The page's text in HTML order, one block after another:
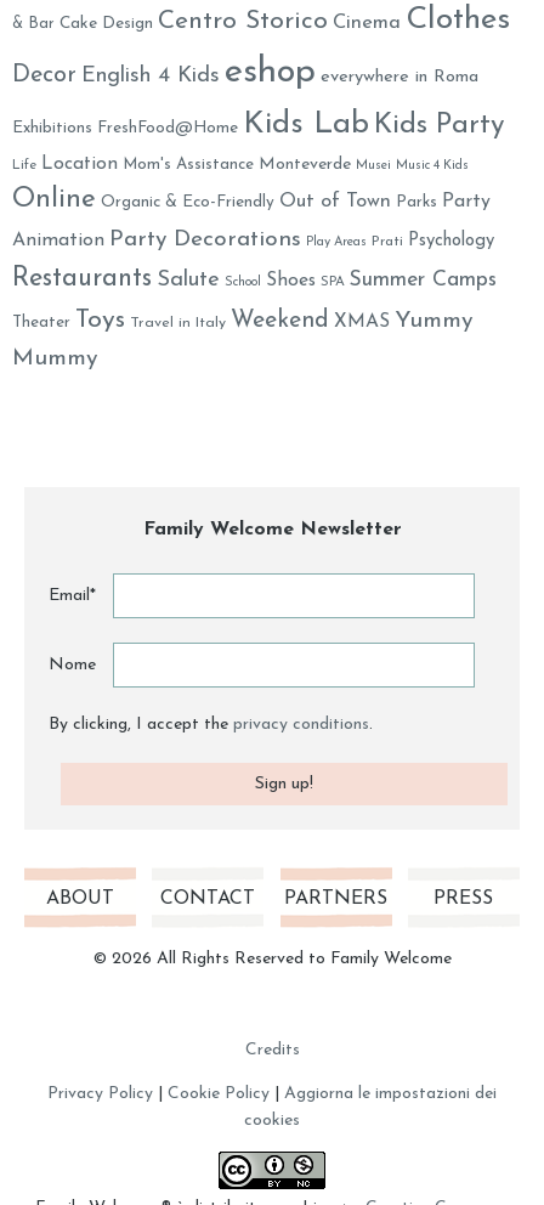
& Bar Cake Design Centro Storico Cinema Clothes
Decor English 4 Kids eshop everywhere in Roma
Exhibitions FreshFood@Home Kids Lab Kids Party
Life Location Mom's Assistance Monteverde Musei Music 4 Kids
Online Organic & Eco-Friendly Out of Town Parks Party
Animation Party Decorations Play Areas Prati Psychology
Restaurants Salute School Shoes SPA Summer Camps
Theater Toys Travel in Italy Weekend XMAS Yummy
Mummy
Family Welcome Newsletter
Email*
Nome
By clicking, I accept the privacy conditions.
ABOUT CONTACT PARTNERS PRESS
© 2026 All Rights Reserved to Family Welcome
Credits
Privacy Policy Cookie Policy
Aggiorna le impostazioni dei
cookies